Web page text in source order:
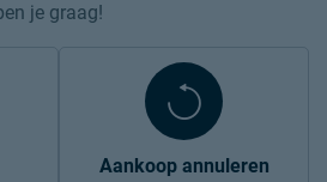
je graag!
Aankoop annuleren